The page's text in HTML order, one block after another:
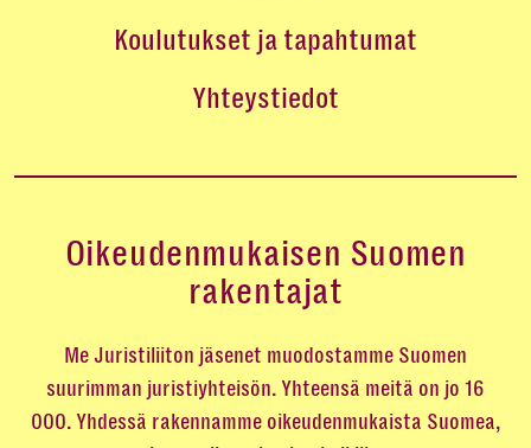
Koulutukset ja tapahtumat
Yhteystiedot
Oikeudenmukaisen Suomen
rakentajat
Me Juristiliiton jäsenet muodostamme Suomen
suurimman juristiyhteisön. Yhteensä meitä on jo 16
000. Yhdessä rakennamme oikeudenmukaista Suomea,